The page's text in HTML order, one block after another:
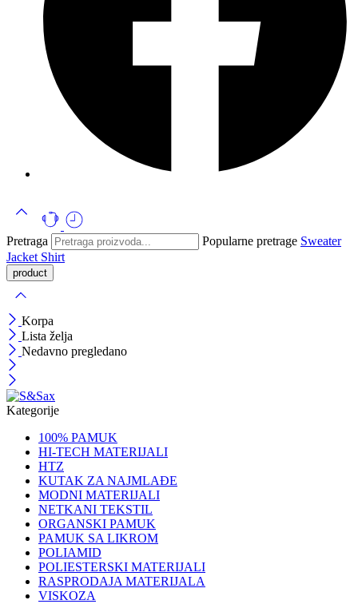
Pretraga Popularne pretrage Sweater
Jacket Shirt
Korpa
Lista želja
Nedavno pregledano
Kategorije
100% PAMUK
HI-TECH MATERIJALI
HTZ
KUTAK ZA NAJMLAĐE
MODNI MATERIJALI
NETKANI TEKSTIL
ORGANSKI PAMUK
PAMUK SA LIKROM
POLIAMID
POLIESTERSKI MATERIJALI
RASPRODAJA MATERIJALA
VISKOZA